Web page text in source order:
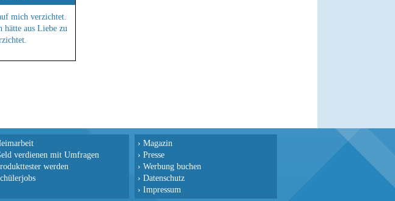
mich verzichtet.
hätte aus Liebe zu
verdienen mit Umfragen
werden
› Magazin
› Presse
› Werbung buchen
› Datenschutz
› Impressum